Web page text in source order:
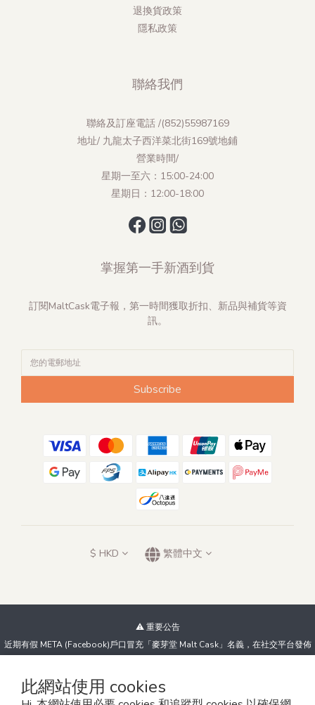
此網站使用 cookies
退換貨政策
隱私政策
聯絡我們
聯絡及訂座電話 /(852)55987169
地址/ 九龍太子西洋菜北街169號地鋪
營業時間/
星期一至六：15:00-24:00
星期日：12:00-18:00
掌握第一手新酒到貨
訂閱MaltCask電子報，第一時間獲取折扣、新品與補貨等資
訊。
Subscribe
$ HKD 繁體中文
⚠️ 重要公告
近期有假 META (Facebook)戶口冒充「麥芽堂 Malt Cask」名義，在社交平台發佈
如發現可疑帳戶或訊息，請立即與我們查詢或舉報，並切勿點擊不明連結、提供個人
資料或向陌生帳戶付款。